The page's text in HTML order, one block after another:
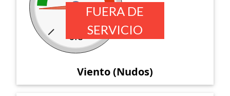
6.3
Viento (Nudos)
FUERA DE
SERVICIO